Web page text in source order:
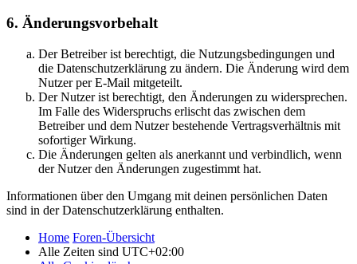
6. Änderungsvorbehalt
Der Betreiber ist berechtigt, die Nutzungsbedingungen und
die Datenschutzerklärung zu ändern. Die Änderung wird dem
Nutzer per E-Mail mitgeteilt.
Der Nutzer ist berechtigt, den Änderungen zu widersprechen.
Im Falle des Widerspruchs erlischt das zwischen dem
Betreiber und dem Nutzer bestehende Vertragsverhältnis mit
sofortiger Wirkung.
Die Änderungen gelten als anerkannt und verbindlich, wenn
der Nutzer den Änderungen zugestimmt hat.
Informationen über den Umgang mit deinen persönlichen Daten
sind in der Datenschutzerklärung enthalten.
Home Foren-Übersicht
Alle Zeiten sind UTC+02:00